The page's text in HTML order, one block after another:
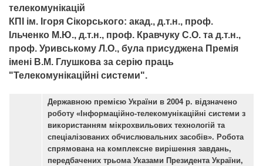
телекомунікацій
КПІ ім. Ігоря Сікорського: акад., д.т.н., проф.
Ільченко М.Ю., д.т.н., проф. Кравчуку С.О. та д.т.н.,
проф. Уривському Л.О., була присуджена Премія
імені В.М. Глушкова за серію праць
"Телекомунікаційні системи".
Державною премією України в 2004 р. відзначено
роботу «Інформаційно-телекомунікаційні системи з
використанням мікрохвильових технологій та
спеціалізованих обчислювальних засобів». Робота
спрямована на комплексне вирішення завдань,
передбачених трьома Указами Президента України,